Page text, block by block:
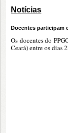
Notícias
Docentes participam
Os docentes do
Ceará) entre os dias